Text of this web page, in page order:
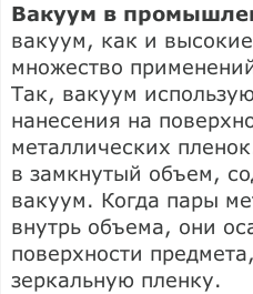
Вакуум в
вакуум, как и
множество
Так, вакуум
нанесения на
металлических
в замкнутый объем,
вакуум. Когда пары
внутрь объема, они
поверхности
зеркальную пленку.